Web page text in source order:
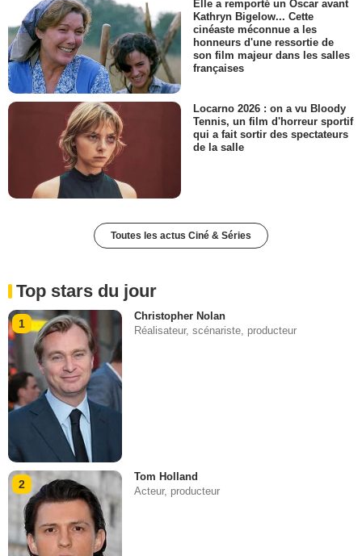
Elle a remporté un Oscar avant
Kathryn Bigelow... Cette
cinéaste méconnue a les
honneurs d'une ressortie de
son film majeur dans les salles
françaises
Locarno 2026 : on a vu Bloody
Tennis, un film d'horreur sportif
qui a fait sortir des spectateurs
de la salle
Toutes les actus Ciné & Séries
Top stars du jour
1
Christopher Nolan
Réalisateur, scénariste, producteur
2
Tom Holland
Acteur, producteur